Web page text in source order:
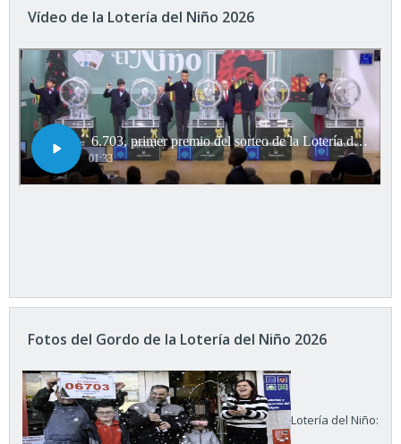
Vídeo de la Lotería del Niño 2026
Fotos del Gordo de la Lotería del Niño 2026
Lotería del Niño: